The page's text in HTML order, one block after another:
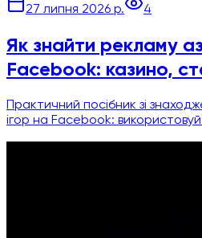
27 липня 2026 р.
4
Як знайти рекламу
Facebook: казино,
Практичний посібник зі
ігор на Facebook: